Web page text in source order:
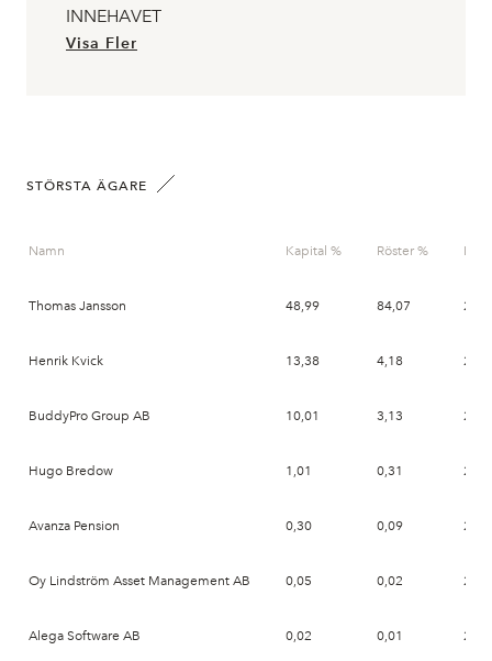
INNEHAVET
Visa Fler
STÖRSTA ÄGARE
Namn Kapital % Röster %
Thomas Jansson 48,99 84,07
Henrik Kvick 13,38 4,18
BuddyPro Group AB 10,01 3,13
Hugo Bredow 1,01 0,31
Avanza Pension 0,30 0,09
Oy Lindström Asset Management AB 0,05 0,02
Alega Software AB 0,02 0,01